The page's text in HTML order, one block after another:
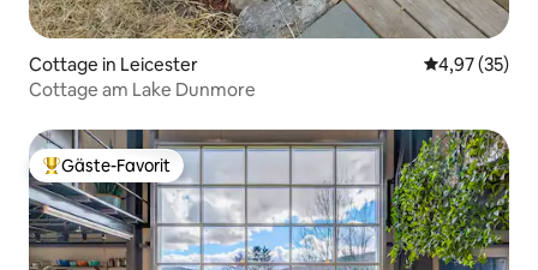
Cottage in Leicester
4,97 (35)
Cottage am Lake Dunmore
Beliebter Gäste-Favorit.
Gäste-Favorit